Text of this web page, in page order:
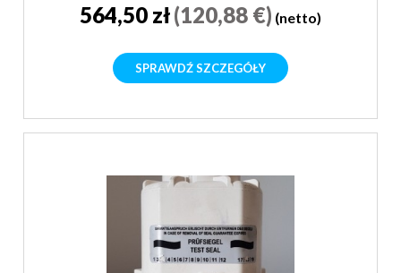
564,50 zł(120,88 €) (netto)
SPRAWDŹ SZCZEGÓŁY